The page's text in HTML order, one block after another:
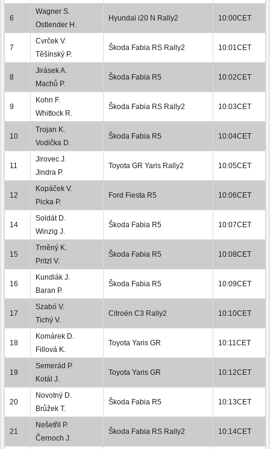
6
Wagner S.
Ostlender H.
Hyundai i20 N Rally2 10:00CET
7
Cvrček V.
Těšínský P.
Škoda Fabia RS Rally2 10:01CET
8
Jirásek A.
Machů P.
Škoda Fabia R5 10:02CET
9
Kohn F.
Whittock R.
Škoda Fabia RS Rally2 10:03CET
10
Trojan K.
Vodička D.
Škoda Fabia R5 10:04CET
11
Jirovec J.
Jindra P.
Toyota GR Yaris Rally2 10:05CET
12
Kopáček V.
Picka P.
Ford Fiesta R5 10:06CET
14
Soldát D.
Winzig J.
Škoda Fabia R5 10:07CET
15
Trněný K.
Pritzl V.
Škoda Fabia R5 10:08CET
16
Kundlák J.
Baran P.
Škoda Fabia R5 10:09CET
17
Szabó V.
Tichý V.
Citroën C3 Rally2 10:10CET
18
Komárek D.
Fillová K.
Toyota Yaris GR 10:11CET
19
Semerád P.
Kotál J.
Toyota Yaris GR 10:12CET
20
Novotný D.
Brůžek T.
Škoda Fabia R5 10:13CET
21
Nešetřil P.
Černoch J.
Škoda Fabia RS Rally2 10:14CET